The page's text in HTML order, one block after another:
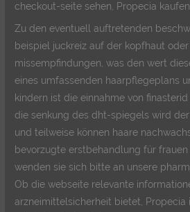
checkout-seite sehen, Propecia kaufen.
Zu den eventuell auftretenden
beispiel juckreiz auf der kopfhaut
missempfindungen, was den wert
eines umfassenden haarpflegeplans
kindern ist die einnahme von
die senkung des dht-spiegels wird
und teilweise können haare
bevorzugte erstbehandlung für frauen
wenden sie sich bitte an unsere
Ob die webseite relevante
arzneimittelsicherheit bietet, Propecia